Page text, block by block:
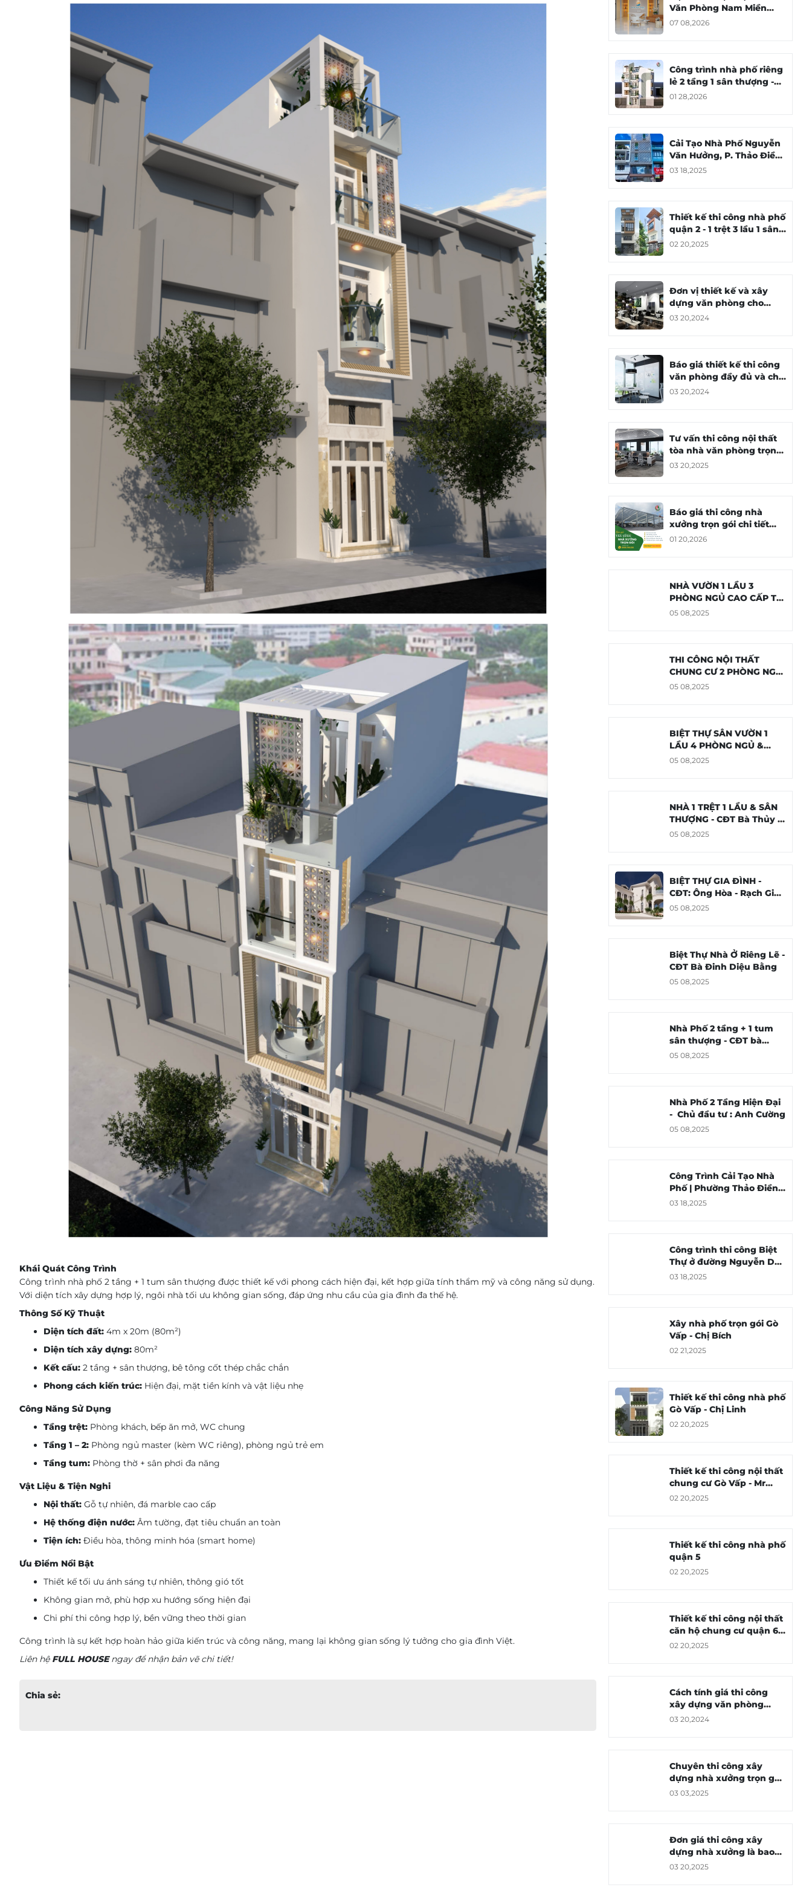
Khái Quát Công Trình
Công trình nhà phố 2 tầng + 1 tum sân thượng được thiết kế với phong cách hiện đại, kết hợp giữa tính thẩm mỹ và công năng sử dụng.
Với diện tích xây dựng hợp lý, ngôi nhà tối ưu không gian sống, đáp ứng nhu cầu của gia đình đa thế hệ.
Thông Số Kỹ Thuật
Diện tích đất: 4m x 20m (80m²)
Diện tích xây dựng: 80m²
Kết cấu: 2 tầng + sân thượng, bê tông cốt thép chắc chắn
Phong cách kiến trúc: Hiện đại, mặt tiền kính và vật liệu nhẹ
Công Năng Sử Dụng
Tầng trệt: Phòng khách, bếp ăn mở, WC chung
Tầng 1 – 2: Phòng ngủ master (kèm WC riêng), phòng ngủ trẻ em
Tầng tum: Phòng thờ + sân phơi đa năng
Vật Liệu & Tiện Nghi
Nội thất: Gỗ tự nhiên, đá marble cao cấp
Hệ thống điện nước: Âm tường, đạt tiêu chuẩn an toàn
Tiện ích: Điều hòa, thông minh hóa (smart home)
Ưu Điểm Nổi Bật
Thiết kế tối ưu ánh sáng tự nhiên, thông gió tốt
Không gian mở, phù hợp xu hướng sống hiện đại
Chi phí thi công hợp lý, bền vững theo thời gian
Công trình là sự kết hợp hoàn hảo giữa kiến trúc và công năng, mang lại không gian sống lý tưởng cho gia đình Việt.
Liên hệ FULL HOUSEngay để nhận bản vẽ chi tiết!
Chia sẻ:
Văn Phòng Nam Miền
Trung Group
07 08,2026
Công trình nhà phố riêng
lẻ 2 tầng 1 sân thượng -
Chu Văn An, Bình Thạnh
01 28,2026
Cải Tạo Nhà Phố Nguyễn
Văn Hưởng, P. Thảo Điền,
Tp. Thủ Đức
03 18,2025
Thiết kế thi công nhà phố
quận 2 - 1 trệt 3 lầu 1 sân
thượng
02 20,2025
Đơn vị thiết kế và xây
dựng văn phòng cho
thuê chuyên nghiệp
03 20,2024
Báo giá thiết kế thi công
văn phòng đầy đủ và chi
tiết
03 20,2024
Tư vấn thi công nội thất
tòa nhà văn phòng trọn
gói - Full House
03 20,2025
Báo giá thi công nhà
xưởng trọn gói chi tiết
theo từng hạng mục
01 20,2026
NHÀ VƯỜN 1 LẦU 3
PHÒNG NGỦ CAO CẤP TẠI
TIỀN GIANG
05 08,2025
THI CÔNG NỘI THẤT
CHUNG CƯ 2 PHÒNG NGỦ
64M2 - THANH ĐA, BÌNH
05 08,2025
BIỆT THỰ SÂN VƯỜN 1
LẦU 4 PHÒNG NGỦ &
TẦNG HẦM
05 08,2025
NHÀ 1 TRỆT 1 LẦU & SÂN
THƯỢNG - CĐT Bà Thủy -
Thành phố Rạch Giá, tỉnh
05 08,2025
BIỆT THỰ GIA ĐÌNH -
CĐT: Ông Hòa - Rạch Giá,
Kiên Giang
05 08,2025
Biệt Thự Nhà Ở Riêng Lẽ -
CĐT Bà Đinh Diệu Bằng
05 08,2025
Nhà Phố 2 tầng + 1 tum
sân thượng - CĐT bà
TRẦN THỊ MỸ NINH
05 08,2025
Nhà Phố 2 Tầng Hiện Đại
- Chủ đầu tư : Anh Cường
05 08,2025
Công Trình Cải Tạo Nhà
Phố | Phường Thảo Điền
Quận 2
03 18,2025
Công trình thi công Biệt
Thự ở đường Nguyễn Duy
Trinh Quận 2
03 18,2025
Xây nhà phố trọn gói Gò
Vấp - Chị Bích
02 21,2025
Thiết kế thi công nhà phố
Gò Vấp - Chị Linh
02 20,2025
Thiết kế thi công nội thất
chung cư Gò Vấp - Mr
Hoàng
02 20,2025
Thiết kế thi công nhà phố
quận 5
02 20,2025
Thiết kế thi công nội thất
căn hộ chung cư quận 6 -
Anh Hùng
02 20,2025
Cách tính giá thi công
xây dựng văn phòng
chuẩn xác nhất
03 20,2024
Chuyên thi công xây
dựng nhà xưởng trọn gói
tại TPHCM
03 03,2025
Đơn giá thi công xây
dựng nhà xưởng là bao
nhiêu?
03 20,2025